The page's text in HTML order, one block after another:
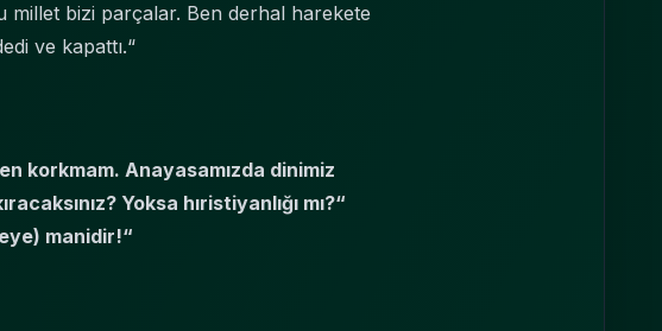
millet bizi parçalar. Ben derhal harekete
ve kapattı.“
korkmam. Anayasamızda dinimiz
Yoksa hıristiyanlığı mı?“
manidir!“